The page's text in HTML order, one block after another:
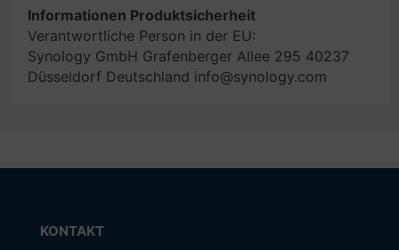
Informationen Produktsicherheit
Verantwortliche Person in der EU:
Synology GmbH Grafenberger Allee 295 40237
Düsseldorf Deutschland info@synology.com
KONTAKT